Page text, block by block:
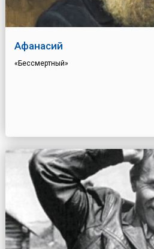
Афанасий
«Бессмертный»